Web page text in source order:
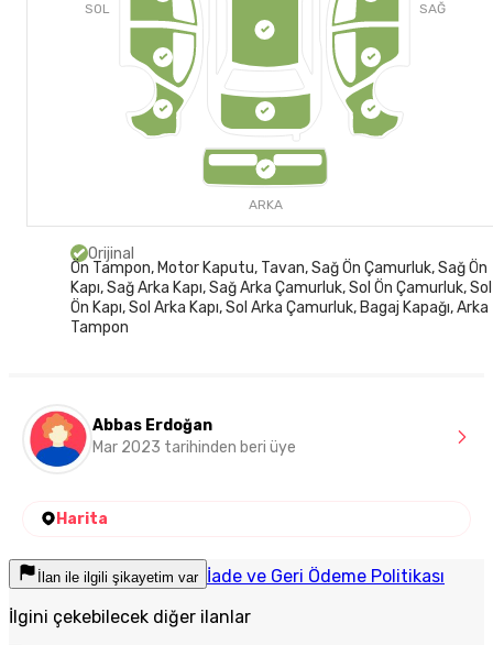
SOL SAĞ
ARKA
Orijinal
Ön Tampon, Motor Kaputu, Tavan, Sağ Ön Çamurluk, Sağ Ön
Kapı, Sağ Arka Kapı, Sağ Arka Çamurluk, Sol Ön Çamurluk, Sol
Ön Kapı, Sol Arka Kapı, Sol Arka Çamurluk, Bagaj Kapağı, Arka
Tampon
Abbas Erdoğan
Mar 2023 tarihinden beri üye
Harita
İlan ile ilgili şikayetim var İade ve Geri Ödeme Politikası
İlgini çekebilecek diğer ilanlar